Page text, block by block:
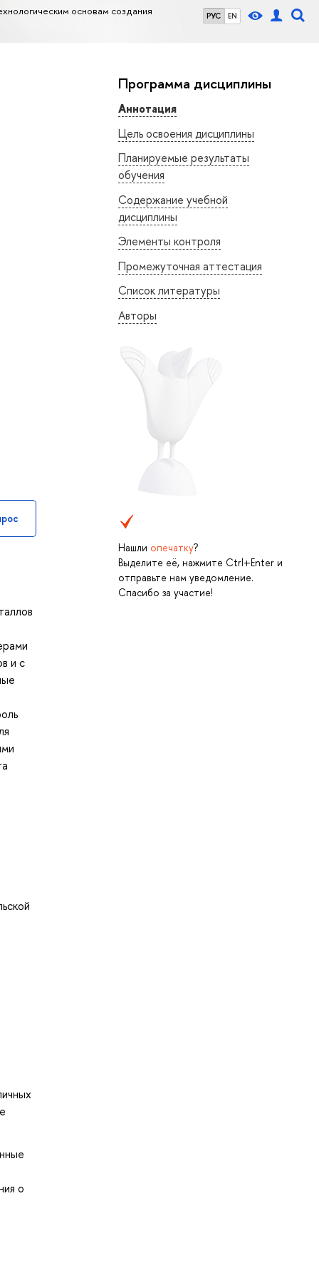
РУС EN
основам создания
Программа дисциплины
Аннотация
Цель освоения дисциплины
Планируемые результаты
обучения
Содержание учебной
дисциплины
Элементы контроля
Промежуточная аттестация
Список литературы
Авторы
Нашли опечатку?
Выделите её, нажмите Ctrl+Enter и
отправьте нам уведомление.
Спасибо за участие!
и с
о